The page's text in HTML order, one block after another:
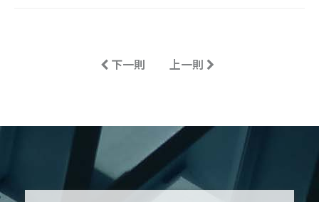
下一則Previous上一則 Next